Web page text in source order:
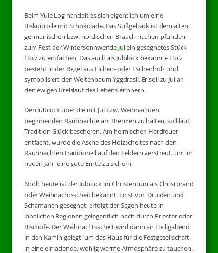
Beim Yule Log handelt es sich eigentlich um eine
Biskuitrolle mit Schokolade. Das Süßgebäck ist dem alten
germanischen bzw. nordischen Brauch nachempfunden,
zum Fest der Wintersonnwende Julein gesegnetes Stück
Holz zu entfachen. Das auch als Julblock bekannte Holz
besteht in der Regel aus Eichen- oder Eschenholz und
symbolisiert den Weltenbaum Yggdrasil. Er soll zu Jul an
den ewigen Kreislauf des Lebens erinnern.
Den Julblock über die mit Jul bzw. Weihnachten
beginnenden Rauhnächte am Brennen zu halten, soll laut
Tradition Glück bescheren. Am heimischen Herdfeuer
entfacht, wurde die Asche des Holzscheites nach den
Rauhnächten traditionell auf den Feldern verstreut, um im
neuen Jahr eine gute Ernte zu sichern.
Noch heute ist der Julblock im Christentum als Christbrand
oder Weihnachtsscheit bekannt. Einst von Druiden und
Schamanen gesegnet, erfolgt der Segen heute in
ländlichen Regionen gelegentlich noch durch Priester oder
Bischöfe. Der Weihnachtsscheit wird dann an Heiligabend
in den Kamin gelegt, um das Haus für die Festgesellschaft
in eine einladende, wohlig warme Atmosphäre zu tauchen.